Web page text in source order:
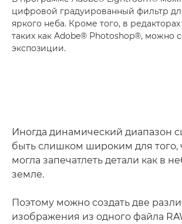
цифровой градуированный фильтр
яркого неба. Кроме того, в
таких как Adobe® Photoshop®, можно
экспозиции.
Иногда динамический диапазон
быть слишком широким для того,
могла запечатлеть детали как в
земле.
Поэтому можно создать две
изображения из одного файла